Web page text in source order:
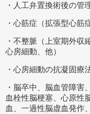
・人工弁置換術後の管
・心筋症（拡張型心筋
・不整脈（上室期外収
心房細動、他）
・心房細動の抗凝固療
・脳卒中、脳血管障害
血栓性脳梗塞、心原性
血、一過性脳虚血発作